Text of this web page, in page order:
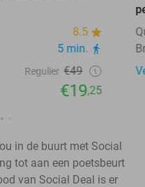
8.5
5 min.
Regulier €49
€19,25
in de buurt met Social
tot aan een poetsbeurt
van Social Deal is er